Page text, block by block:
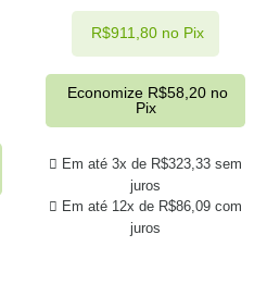
Em até 3x de R$323,33 sem
juros
Em até 12x de R$86,09 com
juros
R$911,80 no Pix
Economize R$58,20 no
Pix